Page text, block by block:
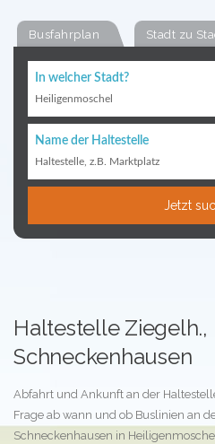
Busfahrplan Stadt zu
In welcher Stadt?
Heiligenmoschel
Name der Haltestelle
Haltestelle, z.B. Marktplatz
Jetzt
Haltestelle Ziegelh.,
Schneckenhausen
Abfahrt und Ankunft an der
Frage ab wann und ob Buslinien an
Schneckenhausen in